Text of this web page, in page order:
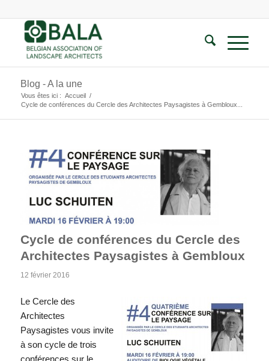
Blog - A la une
Vous êtes ici : Accueil /
Cycle de conférences du Cercle des Architectes Paysagistes à Gembloux...
Cycle de conférences du Cercle des
Architectes Paysagistes à Gembloux
12 février 2016
Le Cercle des
Architectes
Paysagistes vous invite
à son cycle de trois